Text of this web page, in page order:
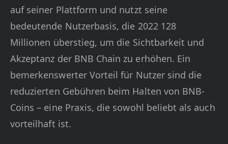
auf seiner Plattform und nutzt seine
bedeutende Nutzerbasis, die 2022 128
Millionen überstieg, um die Sichtbarkeit und
Akzeptanz der BNB Chain zu erhöhen. Ein
bemerkenswerter Vorteil für Nutzer sind die
reduzierten Gebühren beim Halten von BNB-
Coins – eine Praxis, die sowohl beliebt als auch
vorteilhaft ist.